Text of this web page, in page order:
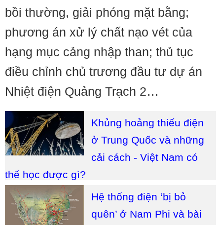
bồi thường, giải phóng mặt bằng;
phương án xử lý chất nạo vét của
hạng mục cảng nhập than; thủ tục
điều chỉnh chủ trương đầu tư dự án
Nhiệt điện Quảng Trạch 2…
Khủng hoảng thiếu điện
ở Trung Quốc và những
cải cách - Việt Nam có
thể học được gì?
Hệ thống điện ‘bị bỏ
quên’ ở Nam Phi và bài